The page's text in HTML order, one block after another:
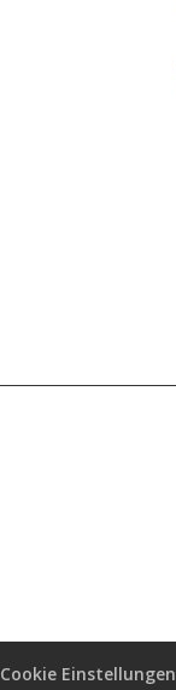
Cookie Einstellungen